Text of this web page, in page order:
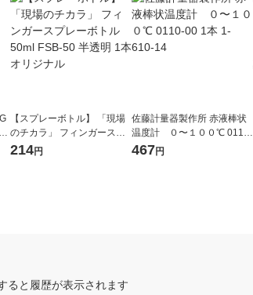
【スプレーボトル】 「現場
のチカラ」 フィンガースプ
レーボトル 50ml FSB-50 半
214円
佐藤計量器製作所 赤液棒状
温度計 ０〜１００℃ 0110-
00 1本 1-610-14
467円
ると履歴が表示されます